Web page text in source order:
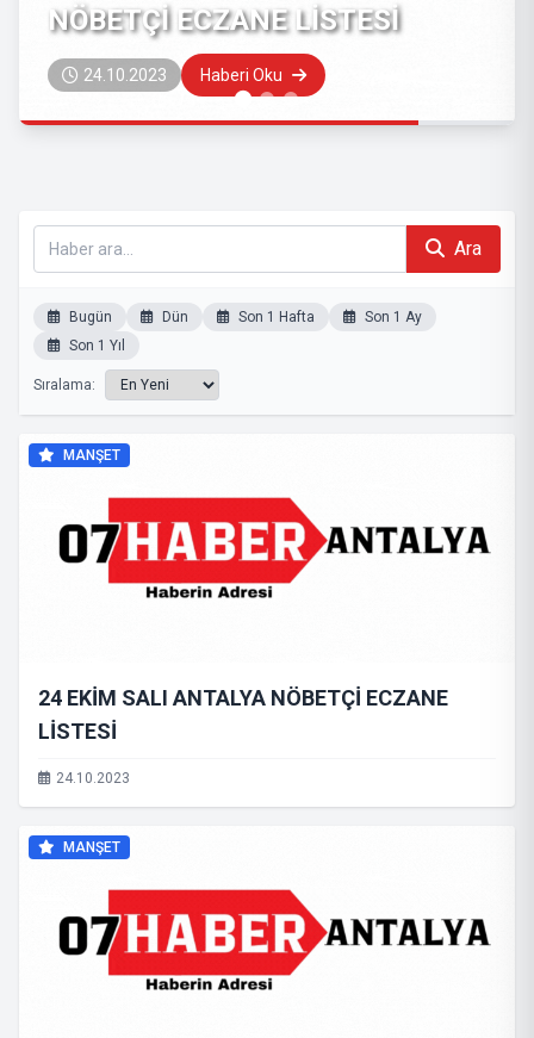
NÖBETÇİ ECZANE LİSTESİ
24.10.2023 Haberi Oku
Ara
Bugün Dün Son 1 Hafta
Son 1 Ay
Son 1 Yıl
Sıralama:
MANŞET
24 EKİM SALI ANTALYA NÖBETÇİ ECZANE
LİSTESİ
24.10.2023
MANŞET